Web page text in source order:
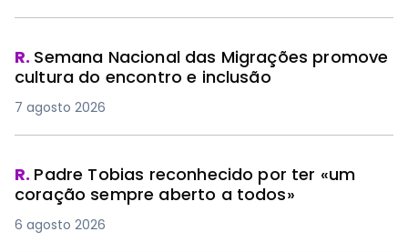
R. Semana Nacional das Migrações promove
cultura do encontro e inclusão
7 agosto 2026
R. Padre Tobias reconhecido por ter «um
coração sempre aberto a todos»
6 agosto 2026